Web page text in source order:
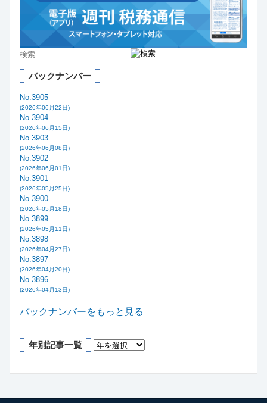
バックナンバー
No.3905
(2026年06月22日)
No.3904
(2026年06月15日)
No.3903
(2026年06月08日)
No.3902
(2026年06月01日)
No.3901
(2026年05月25日)
No.3900
(2026年05月18日)
No.3899
(2026年05月11日)
No.3898
(2026年04月27日)
No.3897
(2026年04月20日)
No.3896
(2026年04月13日)
バックナンバーをもっと見る
年別記事一覧